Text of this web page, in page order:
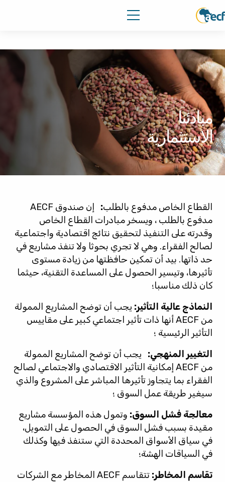
مبادئنا
الاستثمارية
القطاع الخاص مدفوع بالطلب:
إن صندوق AECF
مدفوع بالطلب ، ويسخر مبادرات القطاع الخاص
وقدرته على التنفيذ لتحقيق نتائج اقتصادية واجتماعية
لصالح الفقراء. وهي لا تجري بحوثا ولا تنفذ مشاريع في
حد ذاتها. بيد أن تمكين حافظتها من زيادة مستوى
تأثيرها، وتيسير الحصول على المساعدة التقنية، حيثما
كان ذلك مناسبا؛
النماذج عالية التأثير: يجب أن توضح المشاريع الممولة
من AECF أنها ذات تأثير اجتماعي كبير على مقاييس
التأثير الرئيسية ؛
التغيير المنهجي:
يجب أن توضح المشاريع الممولة
من AECF إمكانية التأثير الاقتصادي والاجتماعي لصالح
الفقراء بما يتجاوز تأثيرها المباشر على المشروع والذي
سيغير طريقة عمل السوق ؛
معالجة فشل السوق: وتمول هذه المؤسسة مشاريع
مقيدة بسبب فشل السوق في الحصول على التمويل،
في سياق الأسواق المحددة التي ستنفذ فيها وكذلك
في السياقات الهشة؛
تقاسم المخاطر:
تتقاسم AECF المخاطر مع الشركات